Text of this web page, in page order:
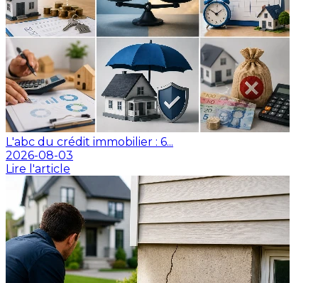
L'abc du crédit immobilier : 6...
2026-08-03
Lire l'article